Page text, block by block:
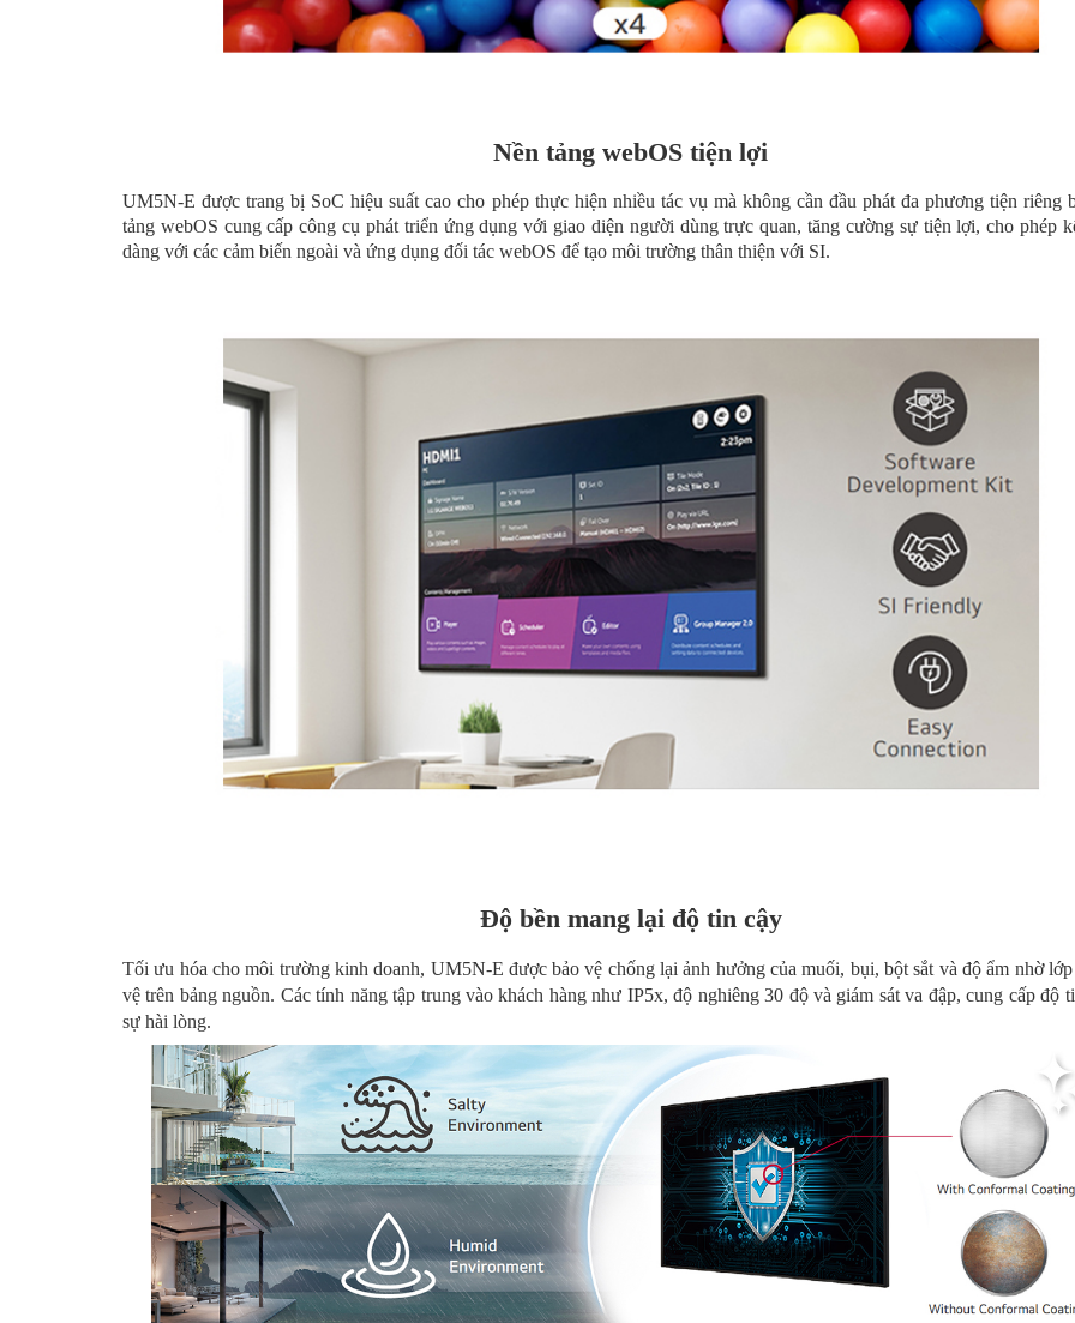
Nền tảng webOS tiện lợi
UM5N-E được trang bị SoC hiệu suất cao cho phép thực hiện nhiều tác vụ mà không cần đầu phát đa phương tiện riêng
tảng webOS cung cấp công cụ phát triển ứng dụng với giao diện người dùng trực quan, tăng cường sự tiện lợi, cho phép
dàng với các cảm biến ngoài và ứng dụng đối tác webOS để tạo môi trường thân thiện với SI.
Độ bền mang lại độ tin cậy
Tối ưu hóa cho môi trường kinh doanh, UM5N-E được bảo vệ chống lại ảnh hưởng của muối, bụi, bột sắt và độ ẩm nhờ
vệ trên bảng nguồn. Các tính năng tập trung vào khách hàng như IP5x, độ nghiêng 30 độ và giám sát va đập, cung cấp độ
sự hài lòng.